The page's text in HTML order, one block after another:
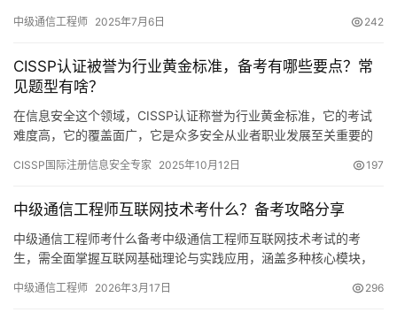
中级通信工程师 2025年7月6日 242
CISSP认证被誉为行业黄金标准，备考有哪些要点？常
见题型有啥？
在信息安全这个领域，CISSP认证称誉为行业黄金标准，它的考试
难度高，它的覆盖面广，它是众多安全从业者职业发展至关重要的
CISSP国际注册信息安全专家 2025年10月12日 197
中级通信工程师互联网技术考什么？备考攻略分享
中级通信工程师考什么备考中级通信工程师互联网技术考试的考
生，需全面掌握互联网基础理论与实践应用，涵盖多种核心模块，
中级通信工程师 2026年3月17日 296